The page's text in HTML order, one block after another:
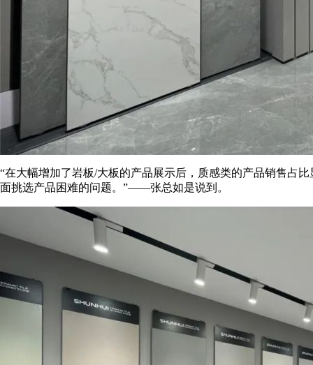
“在大幅增加了岩板/大板的产品展示后，质感类的产品销售占
面挑选产品困难的问题。”——张总如是说到。